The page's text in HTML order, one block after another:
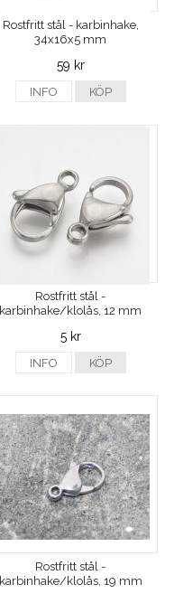
Rostfritt stål - karbinhake,
34x16x5 mm
59 kr
INFO KÖP
Rostfritt stål -
karbinhake/klolås, 12 mm
5 kr
INFO KÖP
Rostfritt stål -
karbinhake/klolås, 19 mm